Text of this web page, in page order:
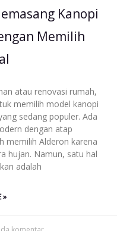
Kanopi
Memilih
atau renovasi rumah,
memilih model kanopi
sedang populer. Ada
dengan atap
memilih Alderon karena
hujan. Namun, satu hal
adalah
»